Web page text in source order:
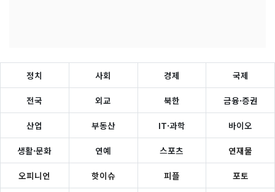
정치 사회 경제 국제
전국 외교 북한 금융·증권
산업 부동산 IT·과학 바이오
생활·문화 연예 스포츠 연재물
오피니언 핫이슈 피플 포토